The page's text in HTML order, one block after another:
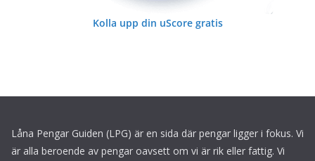
Kolla upp din uScore gratis
Låna Pengar Guiden (LPG) är en sida där pengar ligger i fokus. Vi
är alla beroende av pengar oavsett om vi är rik eller fattig. Vi